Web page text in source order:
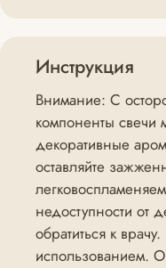
Инструкция
Внимание: С
компоненты свечи
декоративные
оставляйте
недоступности от
обратиться к
использованием.